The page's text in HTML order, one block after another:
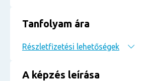
Tanfolyam ára
Részletfizetési lehetőségek
A képzés leírása